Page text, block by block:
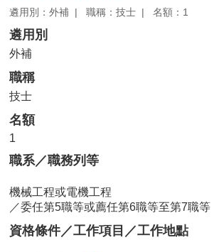
徵
組
職
掌
人
事
法
規
常
用
表
單
遴用別：外補 職稱：技士 名額：1
遴用別
外補
職稱
技士
名額
1
職系／職務列等
機械工程或電機工程
／委任第5職等或薦任第6職等至第7職等
資格條件／工作項目／工作地點